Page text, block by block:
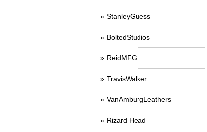
StanleyGuess
BoltedStudios
ReidMFG
TravisWalker
VanAmburgLeathers
Rizard Head